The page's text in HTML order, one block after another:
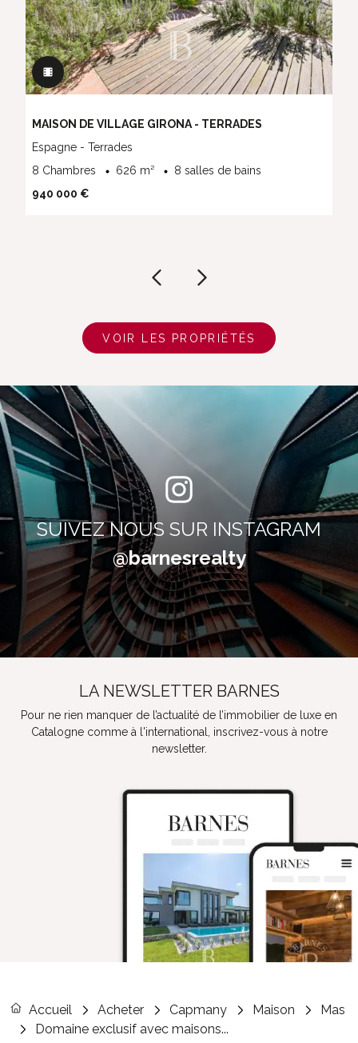
MAISON DE VILLAGE GIRONA - TERRADES
Espagne - Terrades
8 Chambres
626 m²
8 salles de bains
940 000 €
VOIR LES PROPRIÉTÉS
SUIVEZ NOUS SUR INSTAGRAM
@barnesrealty
LA NEWSLETTER BARNES
Pour ne rien manquer de l’actualité de l’immobilier de luxe en
Catalogne comme à l'international, inscrivez-vous à notre
newsletter.
Accueil Acheter Capmany Maison
Mas
Domaine exclusif avec maisons...